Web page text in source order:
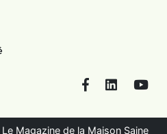
FacebookLinkedIn
Magazine de la Maison Saine